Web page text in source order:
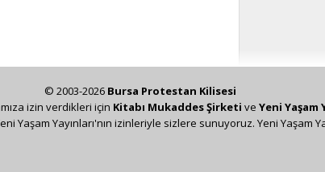
© 2003-2026 Bursa Protestan Kilisesi
izin verdikleri için Kitabı Mukaddes Şirketi ve Yeni Yaşam
Yaşam Yayınları'nın izinleriyle sizlere sunuyoruz. Yeni Yaşam